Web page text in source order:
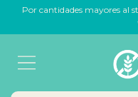
Por cantidades mayores al